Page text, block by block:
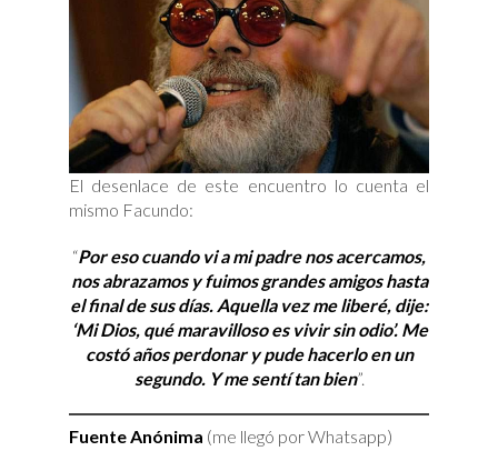
El desenlace de este encuentro lo cuenta el
mismo Facundo:
“Por eso cuando vi a mi padre nos acercamos,
nos abrazamos y fuimos grandes amigos hasta
el final de sus días. Aquella vez me liberé, dije:
‘Mi Dios, qué maravilloso es vivir sin odio’. Me
costó años perdonar y pude hacerlo en un
segundo. Y me sentí tan bien”.
Fuente Anónima (me llegó por Whatsapp)